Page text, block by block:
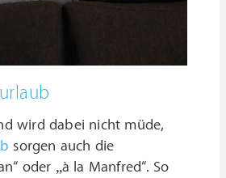
wird dabei nicht müde,
sorgen auch die
oder „à la Manfred“. So